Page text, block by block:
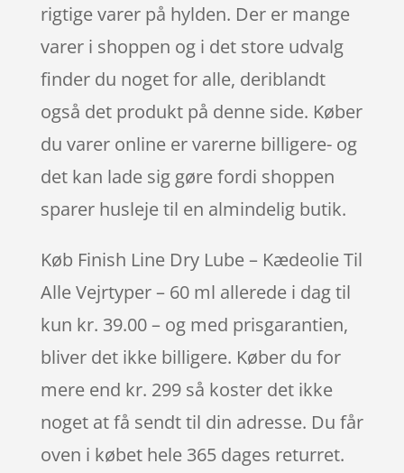
rigtige varer på hylden. Der er mange
varer i shoppen og i det store udvalg
finder du noget for alle, deriblandt
også det produkt på denne side. Køber
du varer online er varerne billigere- og
det kan lade sig gøre fordi shoppen
sparer husleje til en almindelig butik.
Køb Finish Line Dry Lube – Kædeolie Til
Alle Vejrtyper – 60 ml allerede i dag til
kun kr. 39.00 – og med prisgarantien,
bliver det ikke billigere. Køber du for
mere end kr. 299 så koster det ikke
noget at få sendt til din adresse. Du får
oven i købet hele 365 dages returret.